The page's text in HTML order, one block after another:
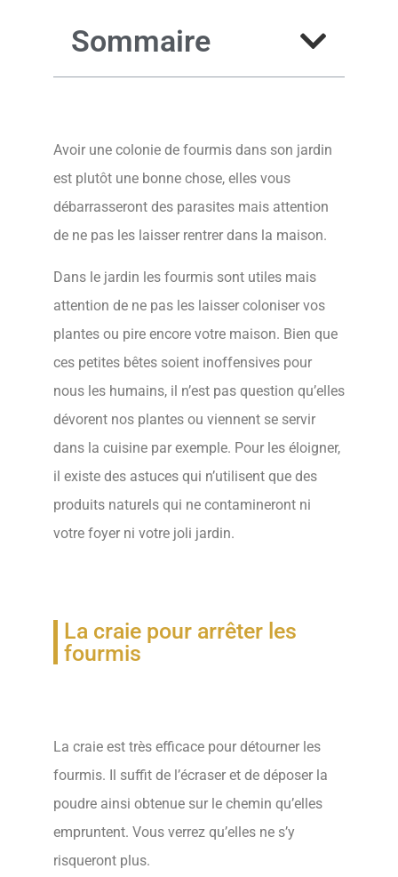
Sommaire
Avoir une colonie de fourmis dans son jardin
est plutôt une bonne chose, elles vous
débarrasseront des parasites mais attention
de ne pas les laisser rentrer dans la maison.
Dans le jardin les fourmis sont utiles mais
attention de ne pas les laisser coloniser vos
plantes ou pire encore votre maison. Bien que
ces petites bêtes soient inoffensives pour
nous les humains, il n’est pas question qu’elles
dévorent nos plantes ou viennent se servir
dans la cuisine par exemple. Pour les éloigner,
il existe des astuces qui n’utilisent que des
produits naturels qui ne contamineront ni
votre foyer ni votre joli jardin.
La craie pour arrêter les
fourmis
La craie est très efficace pour détourner les
fourmis. Il suffit de l’écraser et de déposer la
poudre ainsi obtenue sur le chemin qu’elles
empruntent. Vous verrez qu’elles ne s’y
risqueront plus.